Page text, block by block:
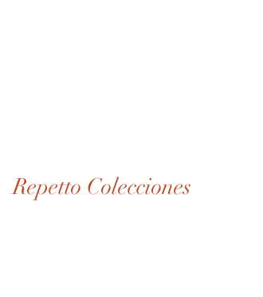
Repetto Colecciones